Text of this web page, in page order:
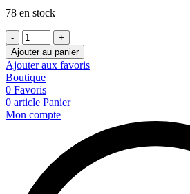
78 en stock
quantité
de
HUILE
DE
CHEBE
30ML
Ajouter au panier
Ajouter aux favoris
Boutique
0 Favoris
0 article Panier
Mon compte